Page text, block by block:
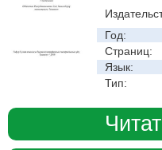
Год:
Страниц:
Язык:
Тип: